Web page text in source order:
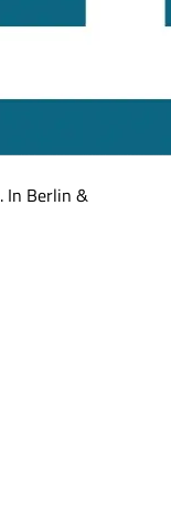
In Berlin &